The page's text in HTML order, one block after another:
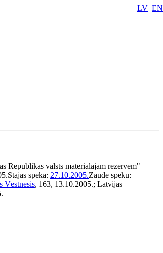
LV EN
Republikas valsts materiālajām rezervēm"
Stājas spēkā: 27.10.2005.Zaudē spēku:
Vēstnesis, 163, 13.10.2005.; Latvijas